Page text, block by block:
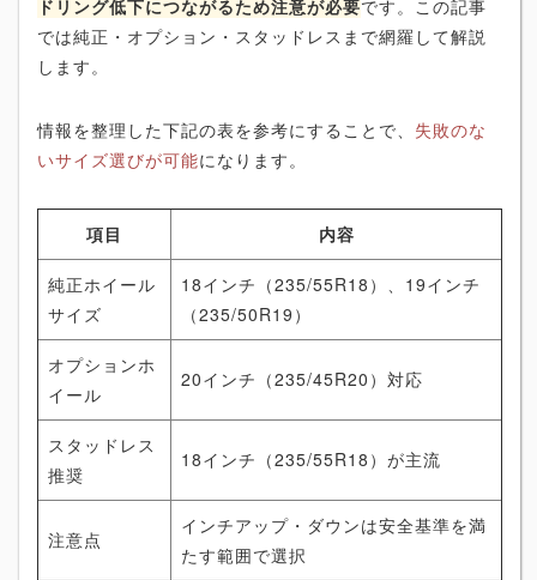
ドリング低下につながるため注意が必要です。この記事
では純正・オプション・スタッドレスまで網羅して解説
します。
情報を整理した下記の表を参考にすることで、 失敗のな
いサイズ選びが可能になります。
項目 内容
純正ホイール
サイズ
18インチ（235/55R18）、19インチ
（235/50R19）
オプションホ
イール
20インチ（235/45R20）対応
スタッドレス
推奨
18インチ（235/55R18）が主流
注意点
インチアップ・ダウンは安全基準を満
たす範囲で選択